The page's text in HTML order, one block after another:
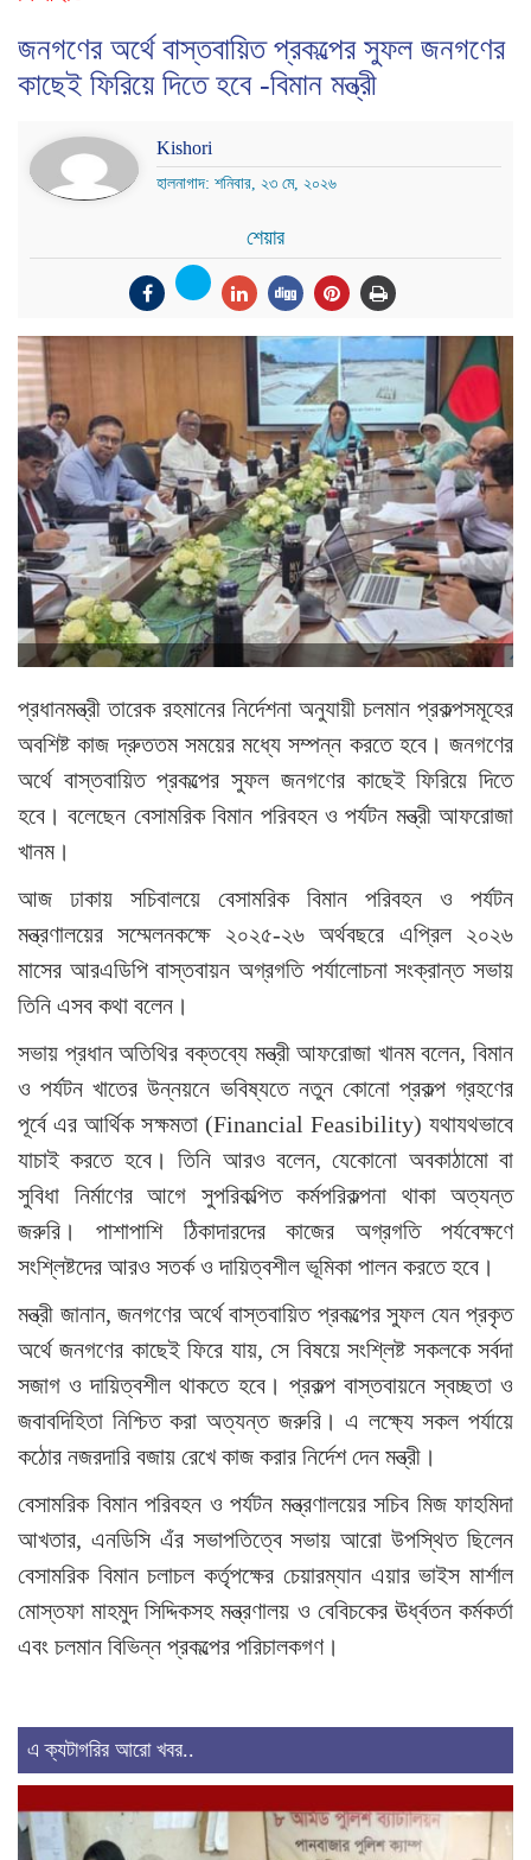
জনগণের অর্থে বাস্তবায়িত প্রকল্পের সুফল জনগণের
কাছেই ফিরিয়ে দিতে হবে -বিমান মন্ত্রী
Kishori
হালনাগাদ: শনিবার, ২৩ মে, ২০২৬
শেয়ার
প্রধানমন্ত্রী তারেক রহমানের নির্দেশনা অনুযায়ী চলমান প্রকল্পসমূহের
অবশিষ্ট কাজ দ্রুততম সময়ের মধ্যে সম্পন্ন করতে হবে। জনগণের
অর্থে বাস্তবায়িত প্রকল্পের সুফল জনগণের কাছেই ফিরিয়ে দিতে
হবে। বলেছেন বেসামরিক বিমান পরিবহন ও পর্যটন মন্ত্রী আফরোজা
খানম।
আজ ঢাকায় সচিবালয়ে বেসামরিক বিমান পরিবহন ও পর্যটন
মন্ত্রণালয়ের সম্মেলনকক্ষে ২০২৫-২৬ অর্থবছরে এপ্রিল ২০২৬
মাসের আরএডিপি বাস্তবায়ন অগ্রগতি পর্যালোচনা সংক্রান্ত সভায়
তিনি এসব কথা বলেন।
সভায় প্রধান অতিথির বক্তব্যে মন্ত্রী আফরোজা খানম বলেন, বিমান
ও পর্যটন খাতের উন্নয়নে ভবিষ্যতে নতুন কোনো প্রকল্প গ্রহণের
পূর্বে এর আর্থিক সক্ষমতা (Financial Feasibility) যথাযথভাবে
যাচাই করতে হবে। তিনি আরও বলেন, যেকোনো অবকাঠামো বা
সুবিধা নির্মাণের আগে সুপরিকল্পিত কর্মপরিকল্পনা থাকা অত্যন্ত
জরুরি। পাশাপাশি ঠিকাদারদের কাজের অগ্রগতি পর্যবেক্ষণে
সংশ্লিষ্টদের আরও সতর্ক ও দায়িত্বশীল ভূমিকা পালন করতে হবে।
মন্ত্রী জানান, জনগণের অর্থে বাস্তবায়িত প্রকল্পের সুফল যেন প্রকৃত
অর্থে জনগণের কাছেই ফিরে যায়, সে বিষয়ে সংশ্লিষ্ট সকলকে সর্বদা
সজাগ ও দায়িত্বশীল থাকতে হবে। প্রকল্প বাস্তবায়নে স্বচ্ছতা ও
জবাবদিহিতা নিশ্চিত করা অত্যন্ত জরুরি। এ লক্ষ্যে সকল পর্যায়ে
কঠোর নজরদারি বজায় রেখে কাজ করার নির্দেশ দেন মন্ত্রী।
বেসামরিক বিমান পরিবহন ও পর্যটন মন্ত্রণালয়ের সচিব মিজ ফাহমিদা
আখতার, এনডিসি এঁর সভাপতিত্বে সভায় আরো উপস্থিত ছিলেন
বেসামরিক বিমান চলাচল কর্তৃপক্ষের চেয়ারম্যান এয়ার ভাইস মার্শাল
মোস্তফা মাহমুদ সিদ্দিকসহ মন্ত্রণালয় ও বেবিচকের ঊর্ধ্বতন কর্মকর্তা
এবং চলমান বিভিন্ন প্রকল্পের পরিচালকগণ।
এ ক্যটাগরির আরো খবর..